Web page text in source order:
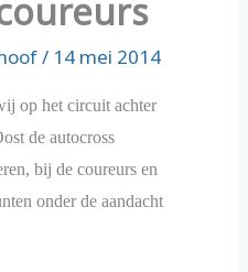
/ 14 mei 2014
op het circuit achter
de autocross
bij de coureurs en
onder de aandacht